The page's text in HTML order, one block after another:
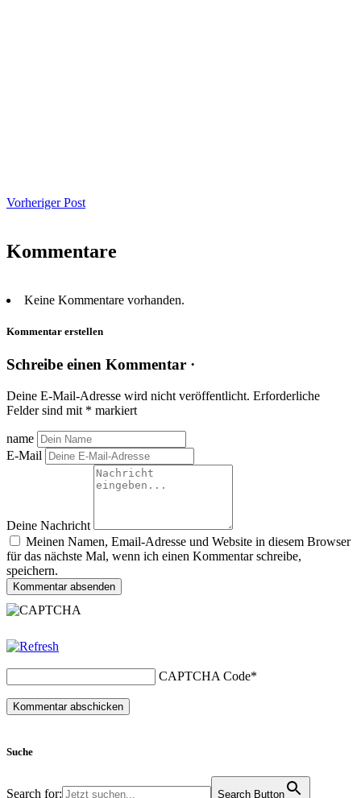
Vorheriger Post
Kommentare
Keine Kommentare vorhanden.
Kommentar erstellen
Schreibe einen Kommentar ·
Deine E-Mail-Adresse wird nicht veröffentlicht. Erforderliche
Felder sind mit * markiert
name
E-Mail
Deine Nachricht
Meinen Namen, Email-Adresse und Website in diesem Browser
für das nächste Mal, wenn ich einen Kommentar schreibe,
speichern.
Kommentar absenden
CAPTCHA Code*
Suche
Search for: Search Button